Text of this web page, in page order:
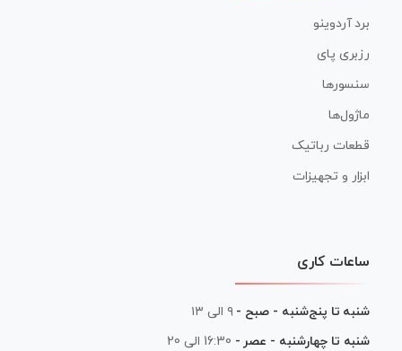
برد آردوینو
رزبری پای
سنسورها
ماژول‌ها
قطعات رباتیک
ابزار و تجهیزات
ساعات کاری
شنبه تا پنج‌شنبه - صبح - ۹ الی ۱۳
شنبه تا چهارشنبه - عصر - 16:30 الی 20